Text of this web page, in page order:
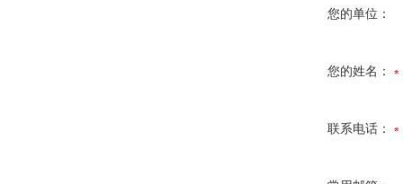
您的单位：
您的姓名：
联系电话：